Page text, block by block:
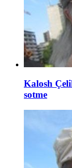
Kalosh
sotme